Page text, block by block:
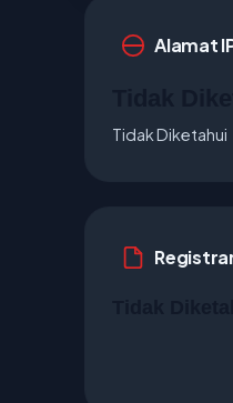
Alamat
Tidak Diketahui